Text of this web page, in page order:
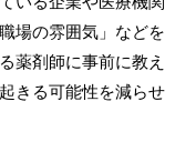
場の雰囲気」などを
薬剤師に事前に教え
きる可能性を減らせ